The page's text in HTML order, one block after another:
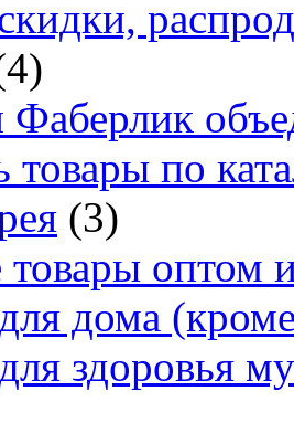
товары по
(3)
товары оптом
дома
здоровья